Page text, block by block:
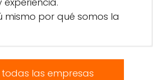
por qué somos la
todas las empresas